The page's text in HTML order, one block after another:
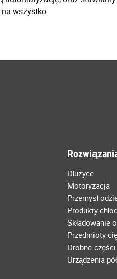
wszystko
Dłużyce
Motoryzacja
Przemysł
Produkty
Składowanie
Przedmioty
Drobne części
Urządzenia